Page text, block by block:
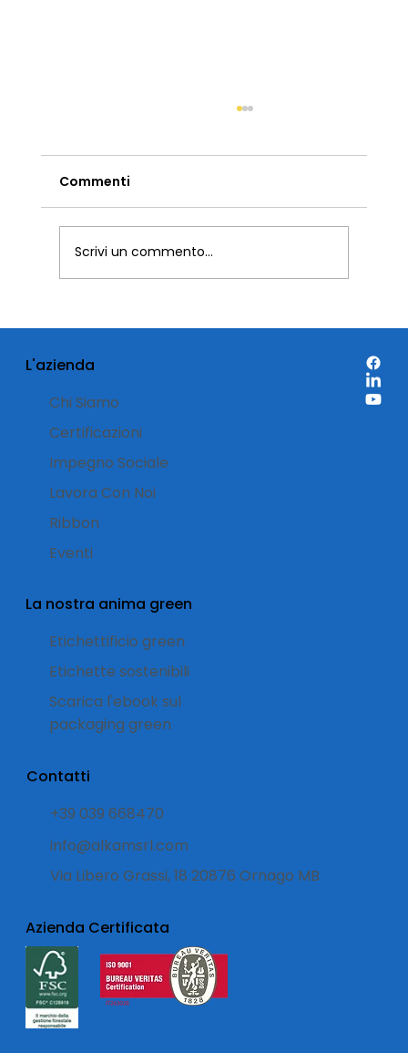
Etichette Multifascianti con
Commenti
Scrivi un commento...
L'azienda
Chi Siamo
Certificazioni
Impegno Sociale
Lavora Con Noi
Ribbon
Eventi
La nostra anima green
Etichettificio green
Etichette sostenibili
Scarica l'ebook sul
packaging green
Contatti
+39 039 668470
info@alkamsrl.com
Via Libero Grassi, 18 20876 Ornago MB
Azienda Certificata